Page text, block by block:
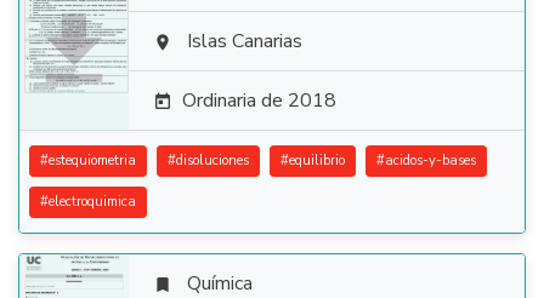
  Islas Canarias
 Ordinaria de 2018
#estequiometria #disoluciones #equilibrio #acidos-y-bases
#electroquimica
 Química